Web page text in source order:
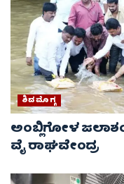
ಶಿವಮೊಗ್ಗ
ಅಂಬ್ಲಿಗೋಳ
ವೈ ರಾಘವೇಂದ್ರ